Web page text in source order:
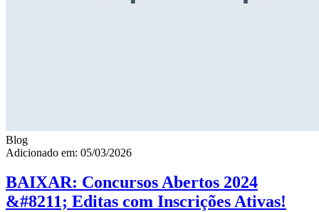
Blog
Adicionado em: 05/03/2026
BAIXAR: Concursos Abertos 2024
&#8211; Editas com Inscrições Ativas!